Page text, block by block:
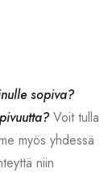
sopiva?
Voit tulla
myös yhdessä
niin